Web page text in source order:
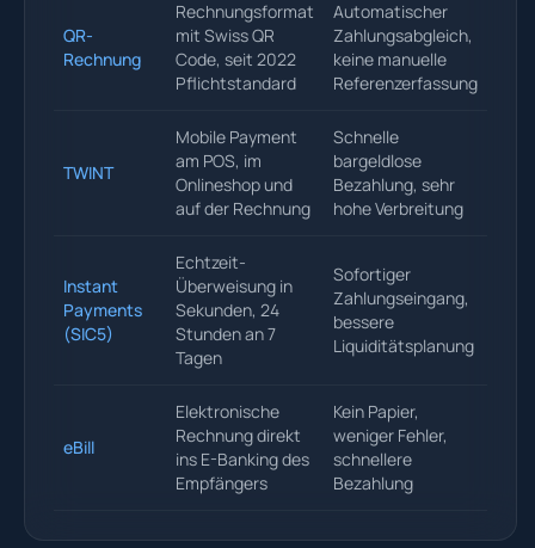
QR-
Rechnung
Rechnungsformat
mit Swiss QR
Code, seit 2022
Pflichtstandard
Automatischer
Zahlungsabgleich,
keine manuelle
Referenzerfassung
TWINT
Mobile Payment
am POS, im
Onlineshop und
auf der Rechnung
Schnelle
bargeldlose
Bezahlung, sehr
hohe Verbreitung
Instant
Payments
(SIC5)
Echtzeit-
Überweisung in
Sekunden, 24
Stunden an 7
Tagen
Sofortiger
Zahlungseingang,
bessere
Liquiditätsplanung
eBill
Elektronische
Rechnung direkt
ins E-Banking des
Empfängers
Kein Papier,
weniger Fehler,
schnellere
Bezahlung